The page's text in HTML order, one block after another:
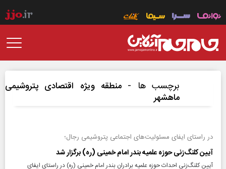
برچسب ها - منطقه ویژه اقتصادی پتروشیمی
ماهشهر
در راستای ایفای مسئولیت‌های اجتماعی پتروشیمی رجال؛
آیین کلنگ‌زنی حوزه علمیه بندر امام خمینی (ره) برگزار شد
آیین کلنگ‌زنی احداث حوزه علمیه برادران بندر امام خمینی (ره) در راستای ایفای